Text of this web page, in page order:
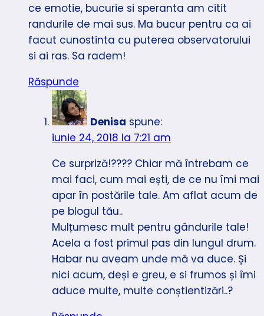
ce emotie, bucurie si speranta am citit
randurile de mai sus. Ma bucur pentru ca ai
facut cunostinta cu puterea observatorului
si ai ras. Sa radem!
Răspunde
Denisa spune:
iunie 24, 2018 la 7:21 am
Ce surpriză!???? Chiar mă întrebam ce
mai faci, cum mai ești, de ce nu îmi mai
apar în postările tale. Am aflat acum de
pe blogul tău..
Mulțumesc mult pentru gândurile tale!
Acela a fost primul pas din lungul drum.
Habar nu aveam unde mă va duce. Și
nici acum, deși e greu, e si frumos și îmi
aduce multe, multe conștientizări..?